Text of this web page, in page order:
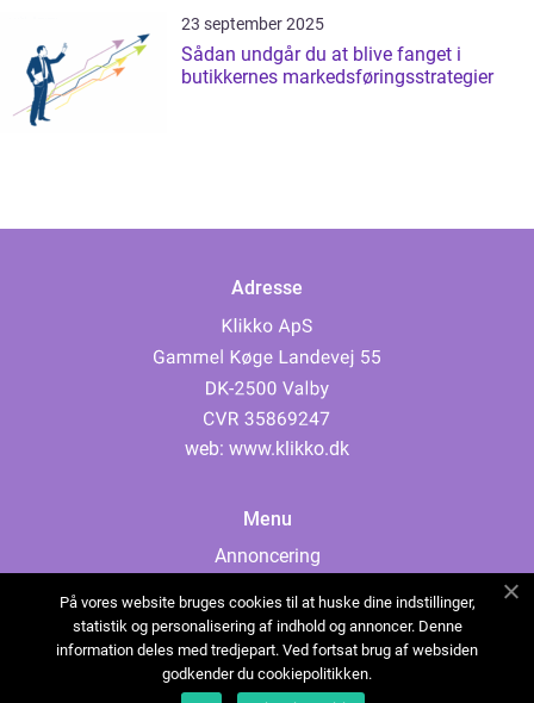
23 september 2025
Sådan undgår du at blive fanget i
butikkernes markedsføringsstrategier
Adresse
web: www.klikko.dk
Menu
Annoncering
Cookies
Kontakt os
Sitemap
På vores website bruges cookies til at huske dine indstillinger,
statistik og personalisering af indhold og annoncer. Denne
information deles med tredjepart. Ved fortsat brug af websiden
godkender du cookiepolitikken.